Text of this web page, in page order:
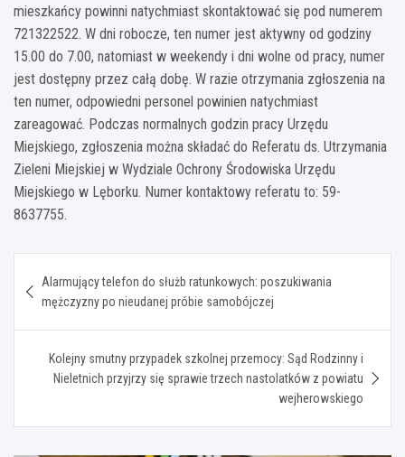
mieszkańcy powinni natychmiast skontaktować się pod numerem
721322522. W dni robocze, ten numer jest aktywny od godziny
15.00 do 7.00, natomiast w weekendy i dni wolne od pracy, numer
jest dostępny przez całą dobę. W razie otrzymania zgłoszenia na
ten numer, odpowiedni personel powinien natychmiast
zareagować. Podczas normalnych godzin pracy Urzędu
Miejskiego, zgłoszenia można składać do Referatu ds. Utrzymania
Zieleni Miejskiej w Wydziale Ochrony Środowiska Urzędu
Miejskiego w Lęborku. Numer kontaktowy referatu to: 59-
8637755.
wpisu
Alarmujący telefon do służb ratunkowych: poszukiwania
mężczyzny po nieudanej próbie samobójczej
Kolejny smutny przypadek szkolnej przemocy: Sąd Rodzinny i
Nieletnich przyjrzy się sprawie trzech nastolatków z powiatu
wejherowskiego